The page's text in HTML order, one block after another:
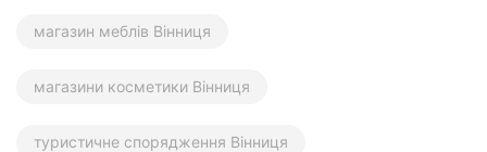
магазин меблів Вінниця
магазини косметики Вінниця
туристичне спорядження Вінниця